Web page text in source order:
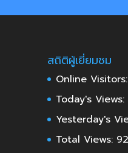
สถิติผู้เยี่ยมชม
Online Visitors:
Today's Views:
Yesterday's
Total Views: